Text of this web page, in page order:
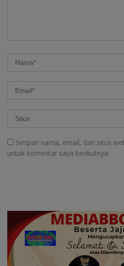
Simpan nama, email, dan situs
untuk komentar saya berikutnya.